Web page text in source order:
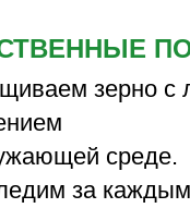
зерно с
среде.
за